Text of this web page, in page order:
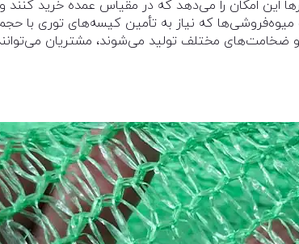
این امکان را می‌دهد که در مقیاس عمده خرید کنند
که نیاز به تأمین کیسه‌های توری با حجم
ضخامت‌های مختلف تولید می‌شوند، مشتریان می‌توانند